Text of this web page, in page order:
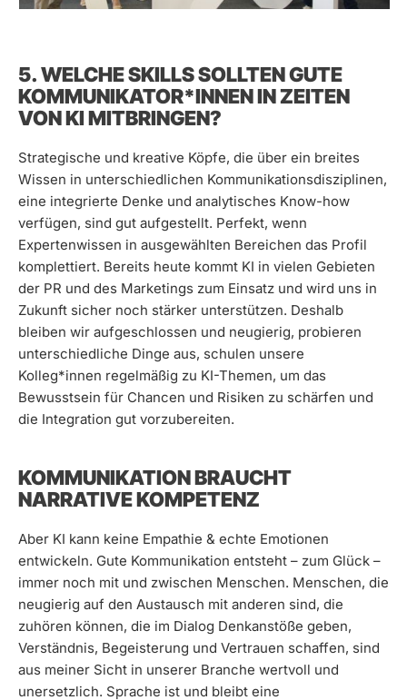
5. WELCHE SKILLS SOLLTEN GUTE
KOMMUNIKATOR*INNEN IN ZEITEN
VON KI MITBRINGEN?
Strategische und kreative Köpfe, die über ein breites
Wissen in unterschiedlichen Kommunikationsdisziplinen,
eine integrierte Denke und analytisches Know-how
verfügen, sind gut aufgestellt. Perfekt, wenn
Expertenwissen in ausgewählten Bereichen das Profil
komplettiert. Bereits heute kommt KI in vielen Gebieten
der PR und des Marketings zum Einsatz und wird uns in
Zukunft sicher noch stärker unterstützen. Deshalb
bleiben wir aufgeschlossen und neugierig, probieren
unterschiedliche Dinge aus, schulen unsere
Kolleg*innen regelmäßig zu KI-Themen, um das
Bewusstsein für Chancen und Risiken zu schärfen und
die Integration gut vorzubereiten.
KOMMUNIKATION BRAUCHT
NARRATIVE KOMPETENZ
Aber KI kann keine Empathie & echte Emotionen
entwickeln. Gute Kommunikation entsteht – zum Glück –
immer noch mit und zwischen Menschen. Menschen, die
neugierig auf den Austausch mit anderen sind, die
zuhören können, die im Dialog Denkanstöße geben,
Verständnis, Begeisterung und Vertrauen schaffen, sind
aus meiner Sicht in unserer Branche wertvoll und
unersetzlich. Sprache ist und bleibt eine